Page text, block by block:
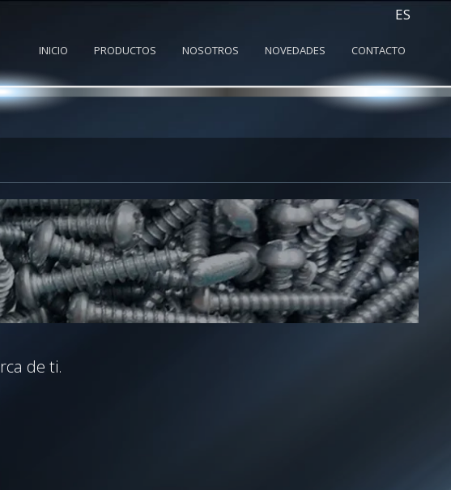
ES
INICIO PRODUCTOS NOSOTROS NOVEDADES CONTACTO
de ti.